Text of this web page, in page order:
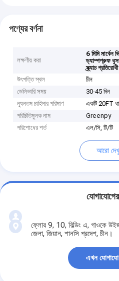
পণ্যের বর্ণনা
লক্ষণীয় করা
6 মিমি মার্বেল
ড্যাম্পপ্রুফ
স্ক্র্যাচ
উৎপত্তি স্থল
চীন
ডেলিভারি সময়
30-45 দিন
ন্যূনতম চাহিদার পরিমাণ
একটি 20FT
পরিচিতিমুলক নাম
Greenpy
পরিশোধের শর্ত
এল/সি, টি/টি
আরো
যোগাযোগের
ফ্লোর 9, 10, বিল্ডিং এ, গাওকে
জেলা, জিয়ান, শানসি প্রদেশ, চীন।
এখন